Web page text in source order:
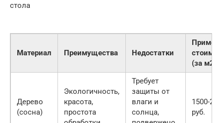
стола
Материал Преимущества Недостатки
(за м2)
Дерево
(сосна)
Экологичность,
красота,
простота
Требует
защиты от
влаги и
солнца,
1500-
руб.